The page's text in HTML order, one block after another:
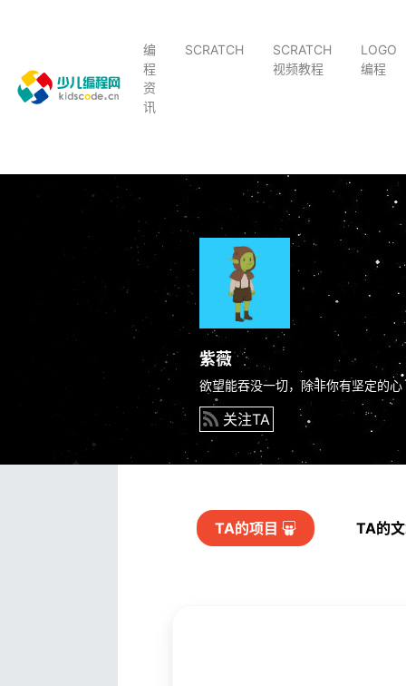
编
程
资
讯
SCRATCH
SCRATCH
视频教程
LOGO
编程
紫薇
欲望能吞没一切，除非你有坚定的心
关注TA
TA的项目 TA的